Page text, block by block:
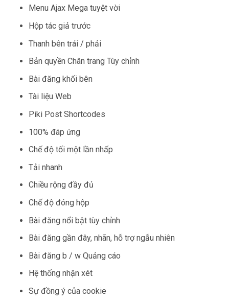
Menu Ajax Mega tuyệt vời
Hộp tác giả trước
Thanh bên trái / phải
Bản quyền Chân trang Tùy chỉnh
Bài đăng khối bên
Tài liệu Web
Piki Post Shortcodes
100% đáp ứng
Chế độ tối một lần nhấp
Tải nhanh
Chiều rộng đầy đủ
Chế độ đóng hộp
Bài đăng nổi bật tùy chỉnh
Bài đăng gần đây, nhãn, hỗ trợ ngẫu nhiên
Bài đăng b / w Quảng cáo
Hệ thống nhận xét
Sự đồng ý của cookie